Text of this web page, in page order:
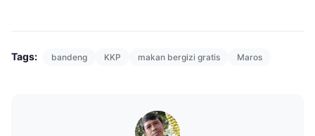
Tags: bandeng KKP makan bergizi gratis Maros